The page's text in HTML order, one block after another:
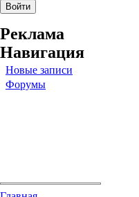
Реклама
Навигация
Новые записи
Форумы